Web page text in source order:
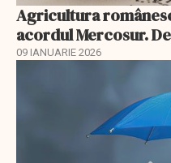
Agricultura
acordul Mercosur.
09 IANUARIE 2026